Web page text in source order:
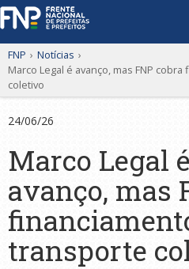
FNP › Notícias ›
Marco Legal é avanço, mas FNP
coletivo
24/06/26
Marco Legal é
avanço, mas
transporte